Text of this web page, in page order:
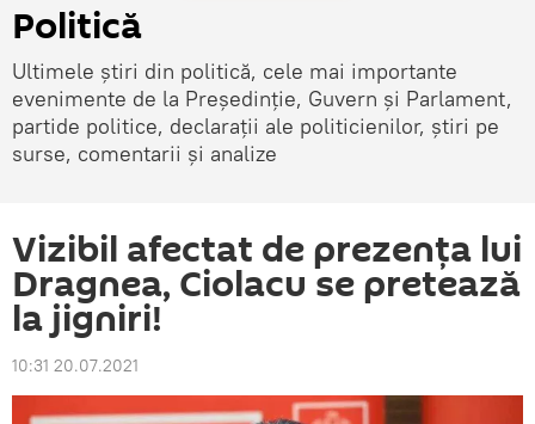
Politică
Ultimele știri din politică, cele mai importante
evenimente de la Președinție, Guvern și Parlament,
partide politice, declarații ale politicienilor, știri pe
surse, comentarii și analize
Vizibil afectat de prezența lui
Dragnea, Ciolacu se pretează
la jigniri!
10:31 20.07.2021